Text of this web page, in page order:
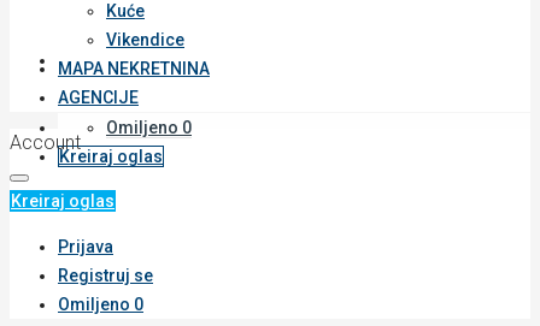
AGENCIJE
Omiljeno 0
Kreiraj oglas
Kuće
Vikendice
MAPA NEKRETNINA
AGENCIJE
Account
Kreiraj oglas
Prijava
Registruj se
Omiljeno 0